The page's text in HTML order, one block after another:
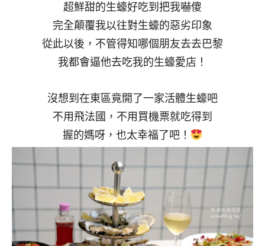
超鮮甜的生蠔好吃到把我嚇傻
完全顛覆我以往對生蠔的惡劣印象
從此以後，不管得知哪個朋友去去巴黎
我都會逼他去吃我的生蠔愛店！
沒想到在東區竟開了一家活體生蠔吧
不用飛法國，不用買機票就吃得到
握的媽呀，也太幸福了吧！